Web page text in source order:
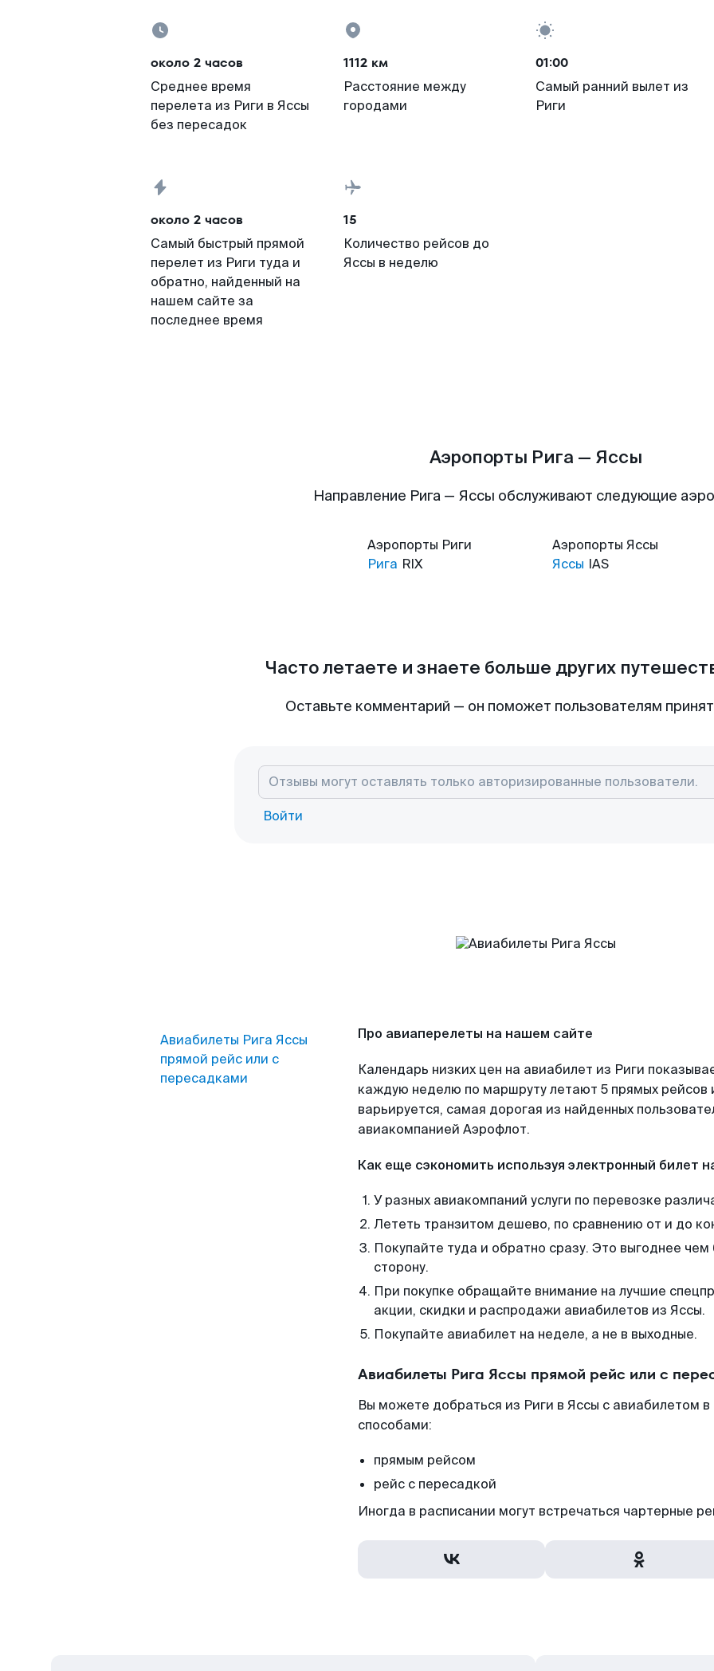
около 2 часов
Среднее время
перелета из Риги в Яссы
без пересадок
1112 км
Расстояние между
городами
01:00
Самый ранний вылет из
Риги
около 2 часов
Самый быстрый прямой
перелет из Риги туда и
обратно, найденный на
нашем сайте за
последнее время
15
Количество рейсов до
Яссы в неделю
Аэропорты Рига — Яссы
Направление Рига — Яссы обслуживают следующие
Аэропорты Риги
Рига RIX
Аэропорты Яссы
Яссы IAS
Часто летаете и знаете больше других
Оставьте комментарий — он поможет пользователям
Войти
Авиабилеты Рига Яссы
прямой рейс или с
пересадками
Про авиаперелеты на нашем сайте
Календарь низких цен на авиабилет из Риги
каждую неделю по маршруту летают 5 прямых рейсов
варьируется, самая дорогая из найденных
авиакомпанией Аэрофлот.
Как еще сэкономить используя электронный билет
У разных авиакомпаний услуги по перевозке
Лететь транзитом дешево, по сравнению от и до
Покупайте туда и обратно сразу. Это выгоднее
сторону.
При покупке обращайте внимание на лучшие
акции, скидки и распродажи авиабилетов из Яссы.
Покупайте авиабилет на неделе, а не в выходные.
Авиабилеты Рига Яссы прямой рейс или с
Вы можете добраться из Риги в Яссы с авиабилетом
способами:
прямым рейсом
рейс с пересадкой
Иногда в расписании могут встречаться чартерные